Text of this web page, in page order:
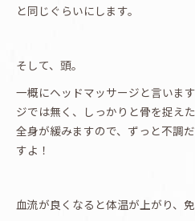
と同じぐらいにします。
そして、頭。
一概にヘッドマッサージと言いま
ジでは無く、しっかりと骨を捉え
全身が緩みますので、ずっと不調
すよ！
血流が良くなると体温が上がり、免